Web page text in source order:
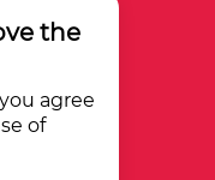
the
agree
of